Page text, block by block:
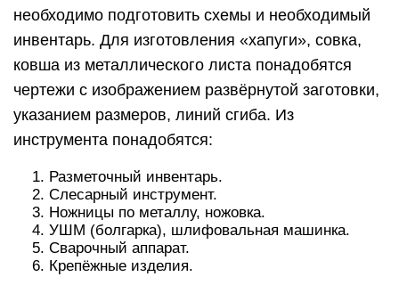
необходимо подготовить схемы и необходимый
инвентарь. Для изготовления «хапуги», совка,
ковша из металлического листа понадобятся
чертежи с изображением развёрнутой заготовки,
указанием размеров, линий сгиба. Из
инструмента понадобятся:
Разметочный инвентарь.
Слесарный инструмент.
Ножницы по металлу, ножовка.
УШМ (болгарка), шлифовальная машинка.
Сварочный аппарат.
Крепёжные изделия.